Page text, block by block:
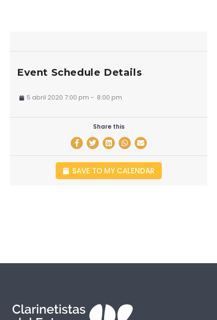
Event Schedule Details
5 abril 2020 7:00 pm - 8:00 pm
Share this
SAVE TO MY CALENDAR